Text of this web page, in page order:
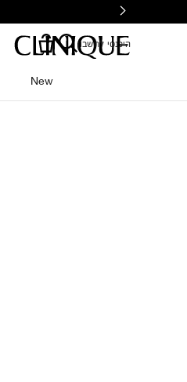
היכנסי לחשבון
New